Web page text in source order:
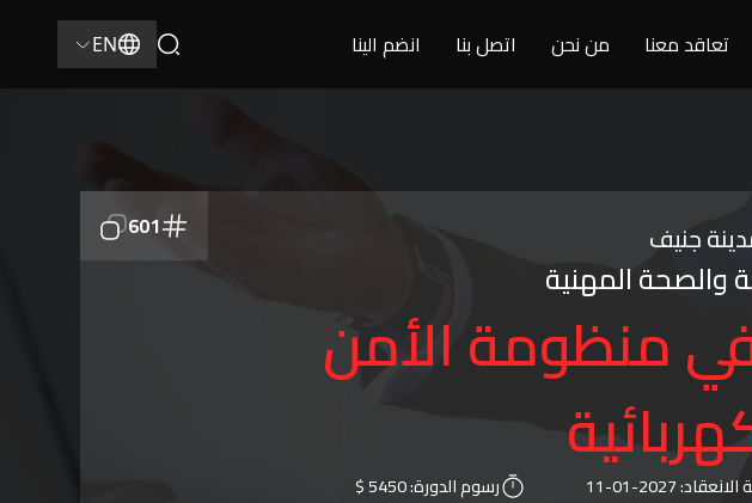
تعاقد معنا من نحن اتصل بنا انضم الينا EN
601 جنيف
والصحة المهنية
في منظومة الأمن
الانعقاد:2027-01-11 رسوم الدورة:5450 $